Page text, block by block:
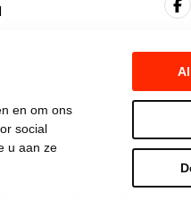
en om ons
social
u aan ze